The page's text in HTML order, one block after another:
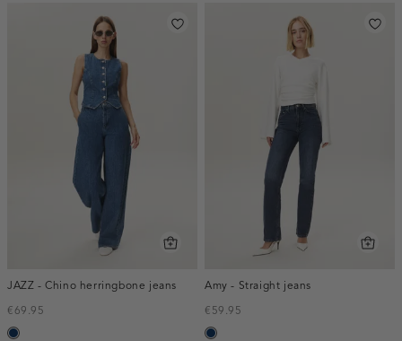
JAZZ - Chino herringbone jeans
€69.95
blauw,
Amy - Straight jeans
€59.95
blauw,